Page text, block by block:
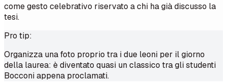
come gesto celebrativo riservato a chi ha già discusso la
tesi.
Pro tip:
Organizza una foto proprio tra i due leoni per il giorno
della laurea: è diventato quasi un classico tra gli studenti
Bocconi appena proclamati.